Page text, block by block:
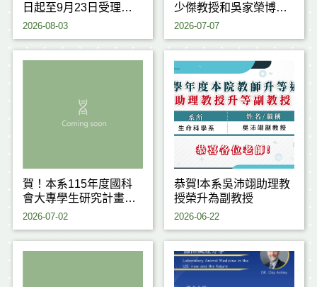
日起至9月23日受理申
請
2026-08-03
少傑教授和吳家榮博士
研究團隊，成功揭開植
關鍵機制，研究成果刊
登於國際期刊《Journal
of Experimental
Botany》
2026-07-07
賀！本系115年度國科
會大專學生研究計畫通
過6件！
2026-07-02
恭賀!本系吳沛翊助理教
授榮升為副教授
2026-06-22